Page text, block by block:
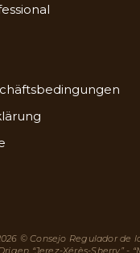
© Consejo Regulador de
“Jerez-Xérès-Sherry” -